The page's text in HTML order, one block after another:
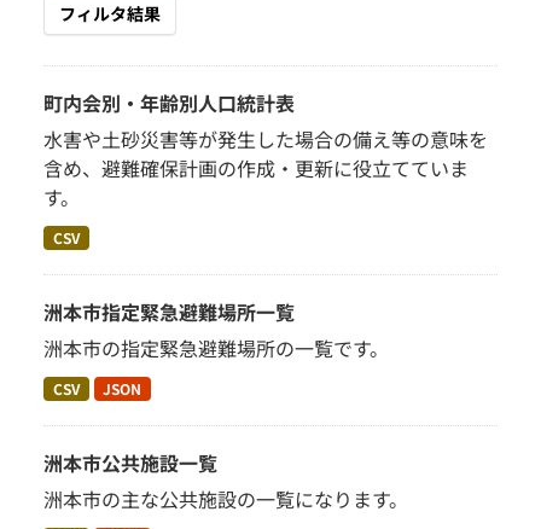
フィルタ結果
町内会別・年齢別人口統計表
水害や土砂災害等が発生した場合の備え等の意味を
含め、避難確保計画の作成・更新に役立てていま
す。
CSV
洲本市指定緊急避難場所一覧
洲本市の指定緊急避難場所の一覧です。
CSV JSON
洲本市公共施設一覧
洲本市の主な公共施設の一覧になります。